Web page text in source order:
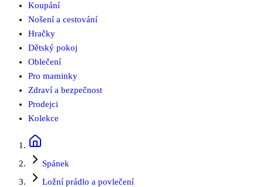
Koupání
Nošení a cestování
Hračky
Dětský pokoj
Oblečení
Pro maminky
Zdraví a bezpečnost
Prodejci
Kolekce
Spánek
Ložní prádlo a povlečení